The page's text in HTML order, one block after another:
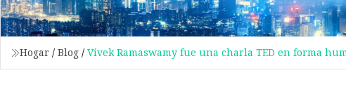
Hogar / Blog / Vivek Ramaswamy fue una charla TED en forma